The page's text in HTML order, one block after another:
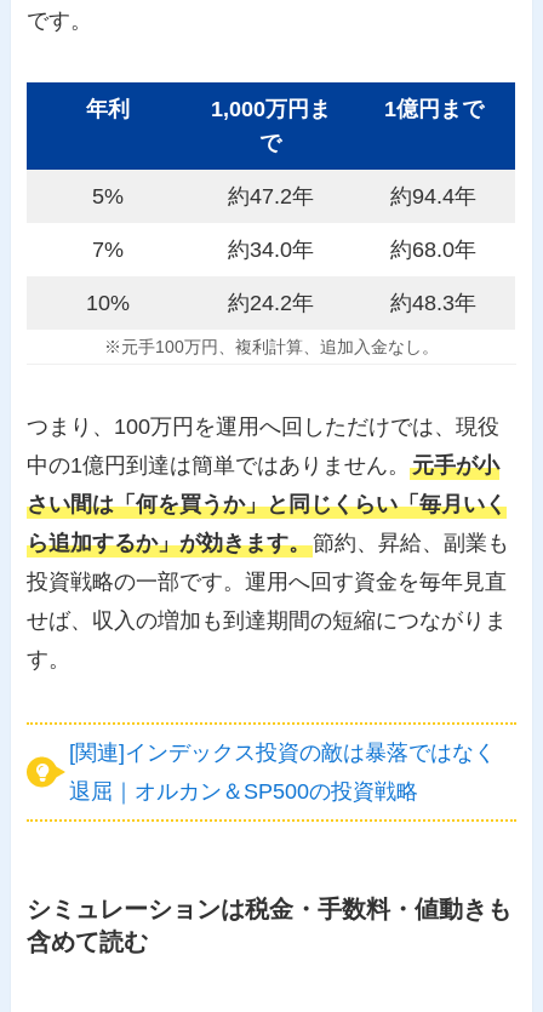
です。
年利
1,000万円ま
で
1億円まで
5% 約47.2年 約94.4年
7% 約34.0年 約68.0年
10% 約24.2年 約48.3年
※元手100万円、複利計算、追加入金なし。
つまり、100万円を運用へ回しただけでは、現役
中の1億円到達は簡単ではありません。元手が小
さい間は「何を買うか」と同じくらい「毎月いく
ら追加するか」が効きます。節約、昇給、副業も
投資戦略の一部です。運用へ回す資金を毎年見直
せば、収入の増加も到達期間の短縮につながりま
す。
[関連]インデックス投資の敵は暴落ではなく
退屈｜オルカン＆SP500の投資戦略
シミュレーションは税金・手数料・値動きも
含めて読む